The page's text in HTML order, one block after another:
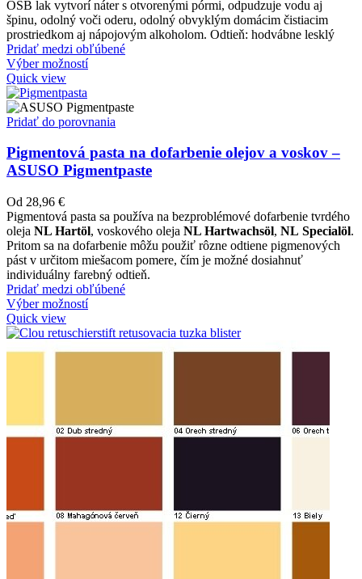
OSB lak vytvorí náter s otvorenými pórmi, odpudzuje vodu aj
špinu, odolný voči oderu, odolný obvyklým domácim čistiacim
prostriedkom aj nápojovým alkoholom. Odtieň: hodvábne lesklý
Pridať medzi obľúbené
Výber možností
Quick view
Pridať do porovnania
Pigmentová pasta na dofarbenie olejov a voskov –
ASUSO Pigmentpaste
Od 28,96 €
Pigmentová pasta sa používa na bezproblémové dofarbenie tvrdého
oleja NL Hartöl, voskového oleja NL Hartwachsöl, NL Specialöl.
Pritom sa na dofarbenie môžu použiť rôzne odtiene pigmenových
pást v určitom miešacom pomere, čím je možné dosiahnuť
individuálny farebný odtieň.
Pridať medzi obľúbené
Výber možností
Quick view